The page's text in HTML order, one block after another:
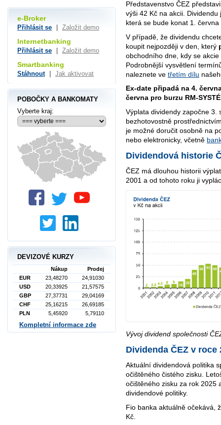
Představenstvo ČEZ
výši 42 Kč na akcii.
která se bude konat 1. června
V případě, že dividendu
koupit nejpozději v den, který
obchodního dne, kdy se
Podrobnější vysvětlení
naleznete ve třetím dílu
Ex-date připadá na 4.
června pro burzu RM-
Výplata dividendy započne 3.
bezhotovostně
je možné doručit osobně na
nebo elektronicky, včetně
Dividendová historie
ČEZ má dlouhou historii
2001 a od tohoto roku ji
Vývoj dividend společnosti
Dividenda ČEZ v roce
Aktuální dividendová politika
očištěného čistého zisku.
očištěného zisku za rok 2025
dividendové politiky.
Fio banka aktuálně očekává,
Kč.
e-Broker
Přihlásit se Založit demo
Internetbanking
Přihlásit se Založit demo
Smartbanking
Stáhnout Jak aktivovat
POBOČKY A BANKOMATY
Vyberte kraj:
DEVIZOVÉ KURZY
Nákup
Prodej
EUR
23,48270
24,91030
USD
20,33925
21,57575
GBP
27,37731
29,04169
CHF
25,16215
26,69185
PLN
5,45920 5,79110
Kompletní informace zde